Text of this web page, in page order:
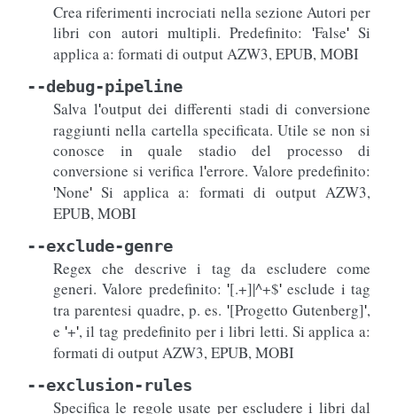
Crea riferimenti incrociati nella sezione Autori per
libri con autori multipli. Predefinito:
'False'Si
applica a: formati di output AZW3, EPUB, MOBI
--debug-pipeline
Salva l'output dei differenti stadi di conversione
raggiunti nella cartella specificata. Utile se non si
conosce in quale stadio del processo di
conversione si verifica l'errore. Valore predefinito:
'None' Si applica a: formati di output AZW3,
EPUB, MOBI
--exclude-genre
Regex che descrive i tag da escludere come
generi. Valore predefinito: '[.+]|^+$' esclude i tag
tra parentesi quadre, p. es. '[Progetto Gutenberg]',
e '+', il tag predefinito per i libri letti. Si applica a:
formati di output AZW3, EPUB, MOBI
--exclusion-rules
Specifica le regole usate per escludere i libri dal